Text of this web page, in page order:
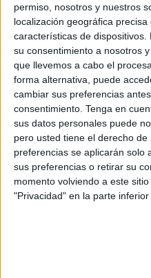
permiso, nosotros y nuestros
localización geográfica
características de
su consentimiento a nosotros
que llevemos a cabo el
forma alternativa, puede
cambiar sus preferencias
consentimiento. Tenga en
sus datos personales puede
pero usted tiene el derecho
preferencias se aplicarán solo
sus preferencias o retirar su
momento volviendo a este
"Privacidad" en la parte inferior
Según ha informadoEFE,
ha explicado que los
"red estructurada" que
permanencia irregular en
marroquíesa través de
por parte de dos empresas
una de ellas domiciliada en
Las ofertas de empleo se
permisos de residencia y
posteriormente no eran
eran obligados a trabajar al